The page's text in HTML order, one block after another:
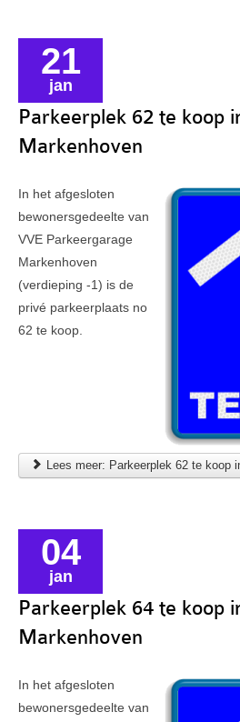
21
jan
Parkeerplek 62 te koop
Markenhoven
In het afgesloten
bewonersgedeelte van
VVE Parkeergarage
Markenhoven
(verdieping -1) is de
privé parkeerplaats no
62 te koop.
Lees meer: Parkeerplek 62 te koop
04
jan
Parkeerplek 64 te koop
Markenhoven
In het afgesloten
bewonersgedeelte van